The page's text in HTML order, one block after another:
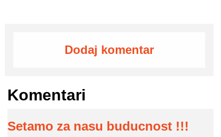
Dodaj komentar
Komentari
Setamo za nasu buducnost !!!